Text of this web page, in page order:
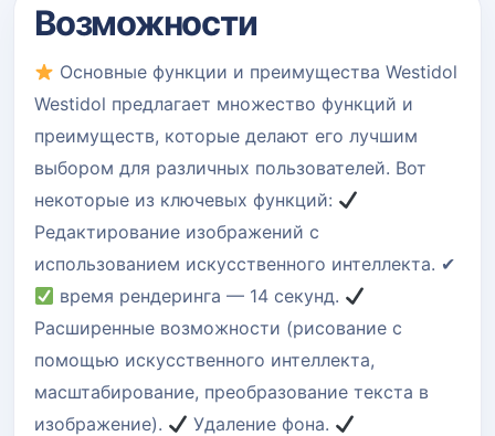
Возможности
Основные функции и преимущества Westidol
Westidol предлагает множество функций и
преимуществ, которые делают его лучшим
выбором для различных пользователей. Вот
некоторые из ключевых функций:
Редактирование изображений с
использованием искусственного интеллекта. ✔
время рендеринга — 14 секунд.
Расширенные возможности (рисование с
помощью искусственного интеллекта,
масштабирование, преобразование текста в
изображение).
Удаление фона.